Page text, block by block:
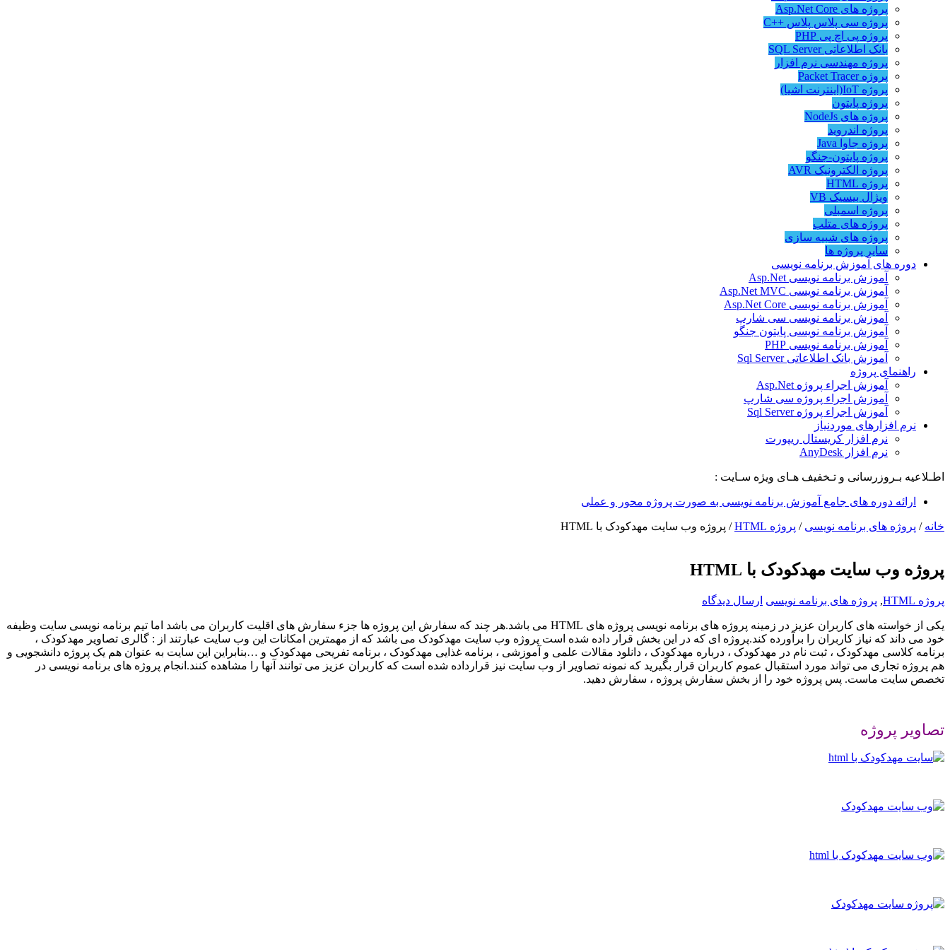
پروژه های Asp.Net Core
پروژه سی پلاس پلاس ++C
پروژه پی اچ پی PHP
بانک اطلاعاتی SQL Server
پروژه مهندسی نرم افزار
پروژه Packet Tracer
پروژه IoT(اینترنت اشیا)
پروژه پایتون
پروژه های NodeJs
پروژه اندروید
پروژه جاوا Java
پروژه پایتون-جنگو
پروژه الکترونیک AVR
پروژه HTML
ویژال بیسیک VB
پروژه اسمبلی
پروژه های متلب
پروژه های شبیه سازی
سایر پروژه ها
دوره های آموزش برنامه نویسی
آموزش برنامه نویسی Asp.Net
آموزش برنامه نویسی Asp.Net MVC
آموزش برنامه نویسی Asp.Net Core
آموزش برنامه نویسی سی شارپ
آموزش برنامه نویسی پایتون جنگو
آموزش برنامه نویسی PHP
آموزش بانک اطلاعاتی Sql Server
راهنمای پروژه
آموزش اجراء پروژه Asp.Net
آموزش اجراء پروژه سی شارپ
آموزش اجراء پروژه Sql Server
نرم افزارهای موردنیاز
نرم افزار کریستال ریپورت
نرم افزار AnyDesk
اطـلاعیه بـروزرسانی و تـخفیف هـای ویژه سـایت :
ارائه دوره های جامع آموزش برنامه نویسی به صورت پروژه محور و عملی
خانه / پروژه های برنامه نویسی / پروژه HTML / پروژه وب سایت مهدکودک با HTML
پروژه وب سایت مهدکودک با HTML
پروژه HTML , پروژه های برنامه نویسی ارسال دیدگاه
یکی از خواسته های کاربران عزیز در زمینه پروژه های برنامه نویسی پروژه های HTML می باشد.هر چند که سفارش این پروژه ها جزء سفارش های اقلیت کاربران می باشد اما تیم برنامه نویسی سایت وظیفه
خود می داند که نیاز کاربران را برآورده کند.پروژه ای که در این بخش قرار داده شده است پروژه وب سایت مهدکودک می باشد که از مهمترین امکانات این وب سایت عبارتند از : گالری تصاویر مهدکودک ،
برنامه کلاسی مهدکودک ، ثبت نام در مهدکودک ، درباره مهدکودک ، دانلود مقالات علمی و آموزشی ، برنامه غذایی مهدکودک ، برنامه تفریحی مهدکودک و …بنابراین این سایت به عنوان هم یک پروژه دانشجویی و
هم پروژه تجاری می تواند مورد استقبال عموم کاربران قرار بگیرید که نمونه تصاویر از وب سایت نیز قرارداده شده است که کاربران عزیز می توانند آنها را مشاهده کنند.انجام پروژه های برنامه نویسی در
تخصص سایت ماست. پس پروژه خود را از بخش سفارش پروژه ، سفارش دهید.
تصاویر پروژه